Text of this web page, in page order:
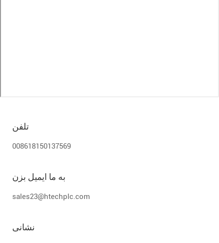
تلفن
008618150137569
به ما ایمیل بزن
sales23@htechplc.com
نشانی